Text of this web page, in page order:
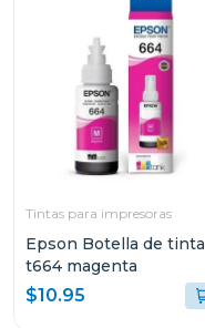
Tintas para impresoras
Epson Botella de tinta
t664 magenta
$10.95